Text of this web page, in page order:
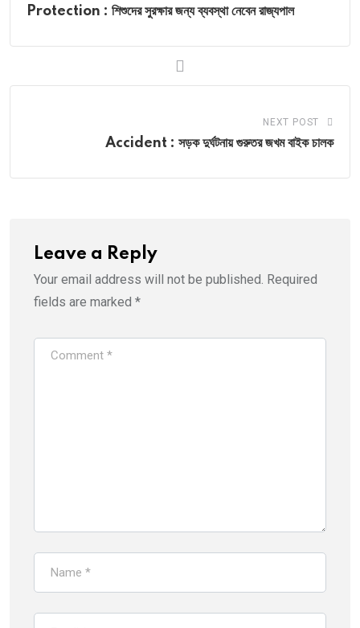
Protection : শিশুদের সুরক্ষার জন্য ব্যবস্থা নেবেন রাজ্যপাল
NEXT POST
Accident : সড়ক দুর্ঘটনায় গুরুতর জখম বাইক চালক
Leave a Reply
Your email address will not be published. Required
fields are marked *